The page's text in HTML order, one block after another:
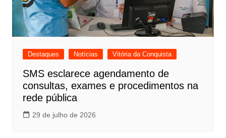
Destaques Notícias Vitória da Conquista
SMS esclarece agendamento de
consultas, exames e procedimentos na
rede pública
29 de julho de 2026